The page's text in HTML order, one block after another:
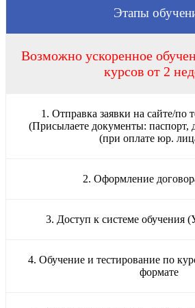
Этапы
Возможно ускоренное
курсов от 2
1. Отправка заявки на сайте/по
(Присылаете документы: паспорт,
(при оплате юр.
2. Оформление
3. Доступ к системе обучения
4. Обучение и тестирование по
формате